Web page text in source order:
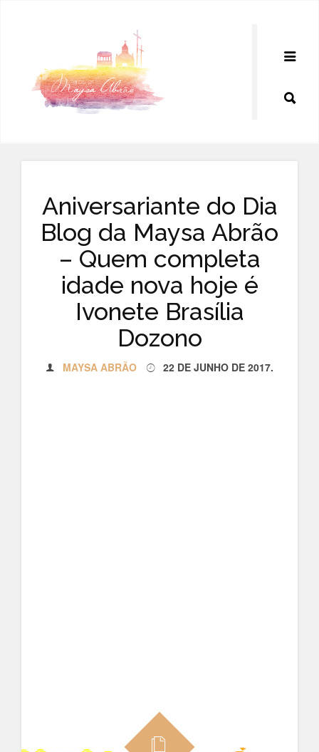
Aniversariante do Dia
Blog da Maysa Abrão
– Quem completa
idade nova hoje é
Ivonete Brasília
Dozono
MAYSA ABRÃO 22 DE JUNHO DE 2017.